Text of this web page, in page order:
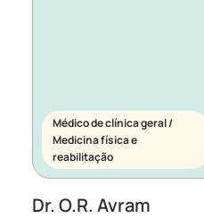
Médico de clínica geral /
Medicina física e
reabilitação
Dr. O.R. Avram